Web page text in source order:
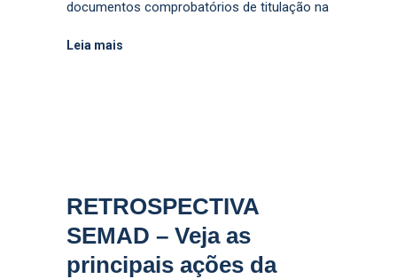
documentos comprobatórios de titulação na
Leia mais
RETROSPECTIVA
SEMAD – Veja as
principais ações da